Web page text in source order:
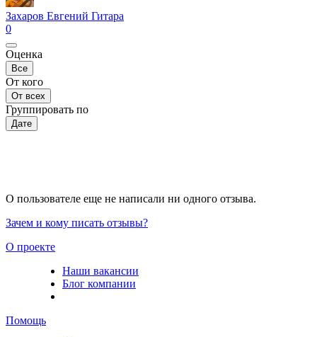
Захаров Евгений Гитара
0
Оценка
Все
От кого
От всех
Группировать по
Дате
О пользователе еще не написали ни одного отзыва.
Зачем и кому писать отзывы?
О проекте
Наши вакансии
Блог компании
Помощь